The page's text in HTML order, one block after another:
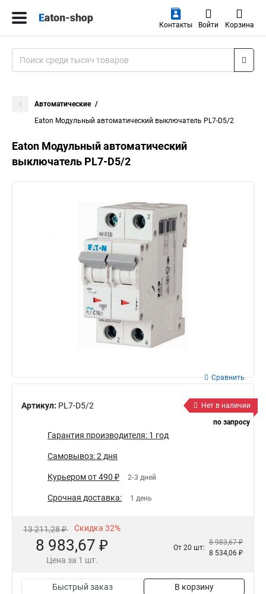
Контакты Войти Корзина
Автоматические
Eaton Модульный автоматический выключатель PL7-D5/2
Eaton Модульный автоматический
выключатель PL7-D5/2
Артикул: PL7-D5/2
Сравнить
Нет в наличии
по запросу
Гарантия производителя: 1 год
Самовывоз: 2 дня
Курьером от 490 ₽ 2-3 дней
Срочная доставка: 1 день
13 211,28 ₽ Скидка 32%
8 983,67 ₽
Цена за 1 шт.
От 20 шт:
8 983,67 ₽
8 534,06 ₽
Быстрый заказ В корзину